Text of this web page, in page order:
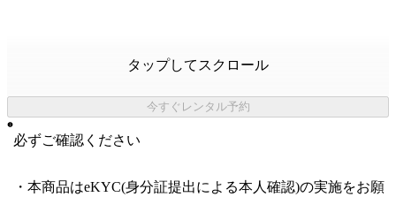
タップしてスクロール
今すぐレンタル予約
必ずご確認ください
・本商品はeKYC(身分証提出による本人確認)の実施をお願